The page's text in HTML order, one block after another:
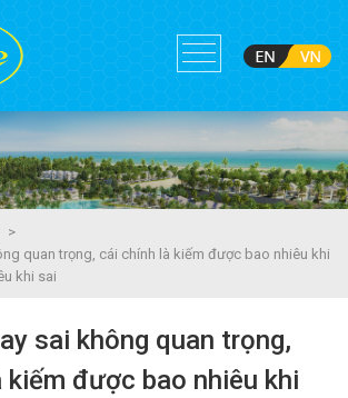
>
quan trọng, cái chính là kiếm được bao nhiêu khi
khi sai
sai không quan trọng,
kiếm được bao nhiêu khi